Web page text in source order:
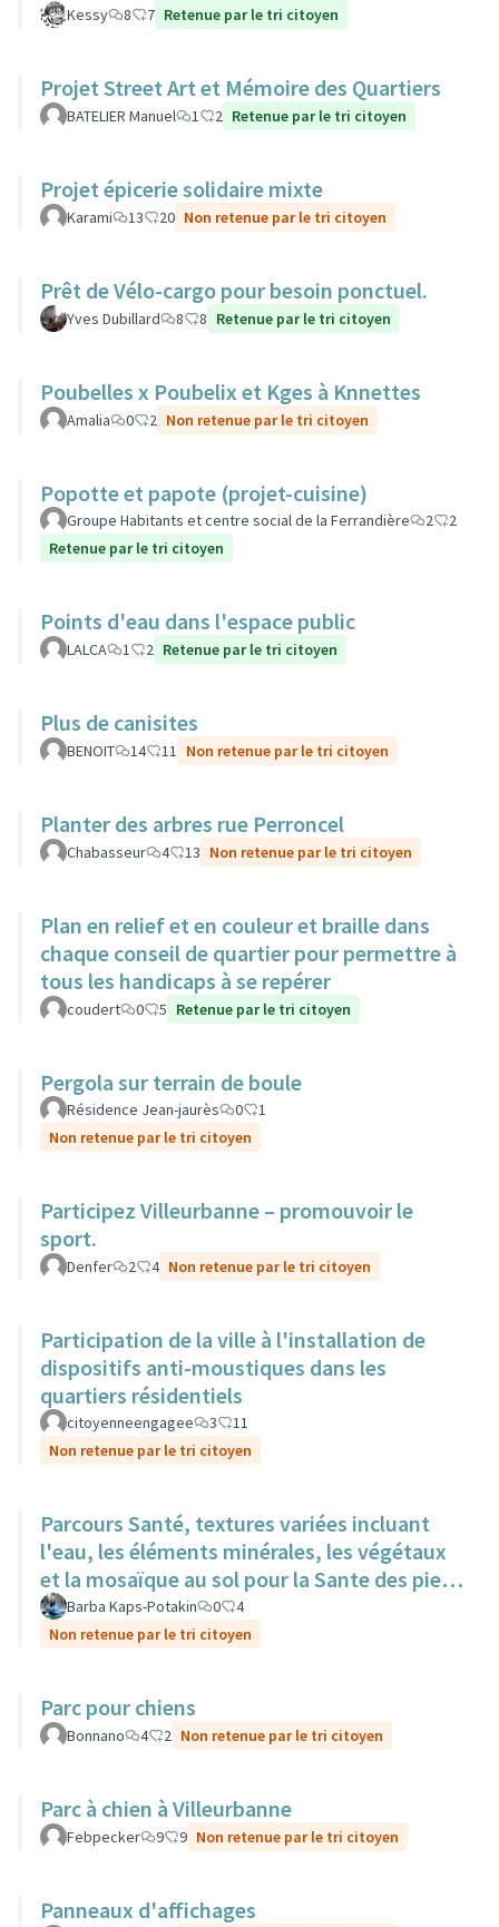
Kessy 8 7 Retenue par le tri citoyen
Projet Street Art et Mémoire des Quartiers
BATELIER Manuel 1 2 Retenue par le tri citoyen
Projet épicerie solidaire mixte
Karami 13 20 Non retenue par le tri citoyen
Prêt de Vélo-cargo pour besoin ponctuel.
Yves Dubillard 8 8 Retenue par le tri citoyen
Poubelles x Poubelix et Kges à Knnettes
Amalia 0 2 Non retenue par le tri citoyen
Popotte et papote (projet-cuisine)
Groupe Habitants et centre social de la Ferrandière 2
2
Retenue par le tri citoyen
Points d'eau dans l'espace public
LALCA 1 2 Retenue par le tri citoyen
Plus de canisites
BENOIT 14 11 Non retenue par le tri citoyen
Planter des arbres rue Perroncel
Chabasseur 4 13 Non retenue par le tri citoyen
Plan en relief et en couleur et braille dans
chaque conseil de quartier pour permettre à
tous les handicaps à se repérer
coudert 0 5 Retenue par le tri citoyen
Pergola sur terrain de boule
Résidence Jean-jaurès 0
1
Non retenue par le tri citoyen
Participez Villeurbanne – promouvoir le
sport.
Denfer 2 4 Non retenue par le tri citoyen
Participation de la ville à l'installation de
dispositifs anti-moustiques dans les
quartiers résidentiels
citoyenneengagee 3
11
Non retenue par le tri citoyen
Parcours Santé, textures variées incluant
l'eau, les éléments minérales, les végétaux
et la mosaïque au sol pour la Sante des pieds
nus.Barba Kaps-Potakin 0
4
Non retenue par le tri citoyen
Parc pour chiens
Bonnano 4 2 Non retenue par le tri citoyen
Parc à chien à Villeurbanne
Febpecker 9 9 Non retenue par le tri citoyen
Panneaux d'affichages